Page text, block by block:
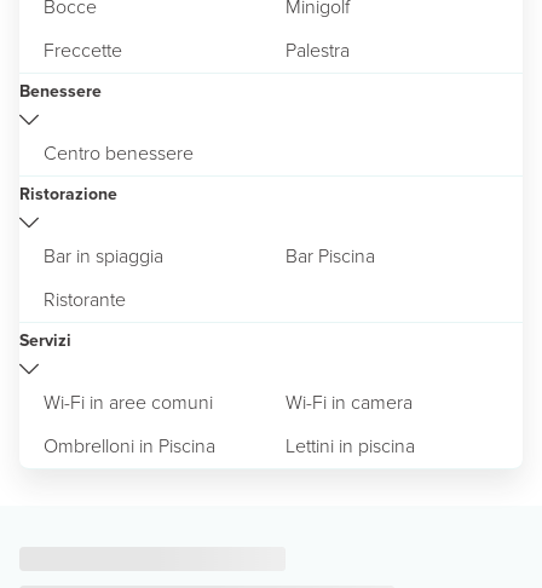
Bocce
Minigolf
Freccette
Palestra
Benessere
Centro benessere
Ristorazione
Bar in spiaggia
Bar Piscina
Ristorante
Servizi
Wi-Fi in aree comuni
Wi-Fi in camera
Ombrelloni in Piscina
Lettini in piscina